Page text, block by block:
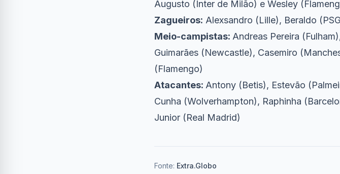
Augusto (Inter de Milão) e Wesley
Zagueiros: Alexsandro (Lille), Beraldo
Meio-campistas: Andreas Pereira
Guimarães (Newcastle), Casemiro
(Flamengo)
Atacantes: Antony (Betis), Estevão
Cunha (Wolverhampton), Raphinha
Junior (Real Madrid)
Fonte: Extra.Globo